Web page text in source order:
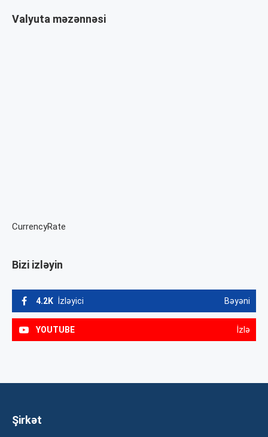
Valyuta məzənnəsi
CurrencyRate
Bizi izləyin
4.2K İzləyici Bəyəni
YOUTUBE İzlə
Şirkət